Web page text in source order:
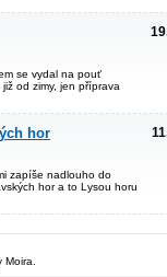
se vydal na pouť
od zimy, jen příprava
hor
zapíše nadlouho do
hor a to Lysou horu